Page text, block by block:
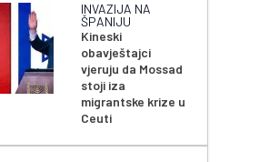
INVAZIJA NA
ŠPANIJU
Kineski
obavještajci
vjeruju da Mossad
stoji iza
migrantske krize u
Ceuti